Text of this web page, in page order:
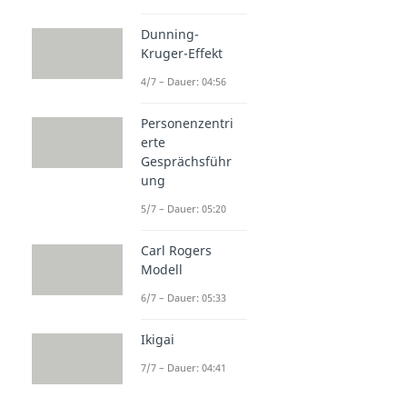
Dunning-
Kruger-Effekt
4/7 – Dauer: 04:56
Personenzentri
erte
Gesprächsführ
ung
5/7 – Dauer: 05:20
Carl Rogers
Modell
6/7 – Dauer: 05:33
Ikigai
7/7 – Dauer: 04:41